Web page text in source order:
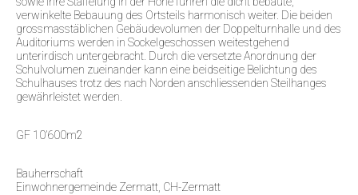
verwinkelte Bebauung des Ortsteils harmonisch weiter. Die beiden
grossmasstäblichen Gebäudevolumen der Doppelturnhalle und des
Auditoriums werden in Sockelgeschossen weitestgehend
unterirdisch untergebracht. Durch die versetzte Anordnung der
Schulvolumen zueinander kann eine beidseitige Belichtung des
Schulhauses trotz des nach Norden anschliessenden Steilhanges
gewährleistet werden.
GF 10’600m2
Bauherrschaft
Einwohnergemeinde Zermatt, CH-Zermatt